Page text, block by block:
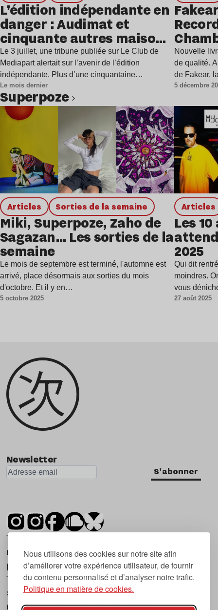
Nous utilisons des cookies sur notre site afin
d’améliorer votre expérience utilisateur, de fournir
du contenu personnalisé et d’analyser notre trafic.
Politique en matière de cookies.
L’édition indépendante en
danger : Audimat et
cinquante autres maisons
d’édition alertent
Le 3 juillet, une tribune publiée sur Le Club de
Mediapart alertait sur l’avenir de l’édition
indépendante. Plus d’une cinquantaine…
Le mois dernier
la
Nouvelle
de qualité.
de Fakear,
5 décembre
Superpoze
Articles Sorties de la semaine
Miki, Superpoze, Zaho de
Sagazan… Les sorties de la
semaine
Le mois de septembre est terminé, l'automne est
arrivé, place désormais aux sorties du mois
d'octobre. Et il y en…
5 octobre 2025
Articles
Les
2025
Qui dit
moindres.
vous
27 août 2025
Lire l’article
Newsletter
S'abonner
Tsugi est un mensuel indépendant sur la
musique et les nouvelles tendances, dont la
première parution date de 2007.
Tsugi en japonais signifie « prochain », « suivant
», ce qui correspond à la thématique du
magazine, à l’affût des nouvelles tendances